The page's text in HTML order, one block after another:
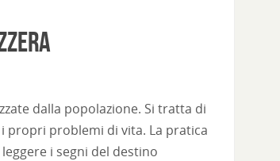
dalla popolazione. Si tratta di
propri problemi di vita. La pratica
i segni del destino